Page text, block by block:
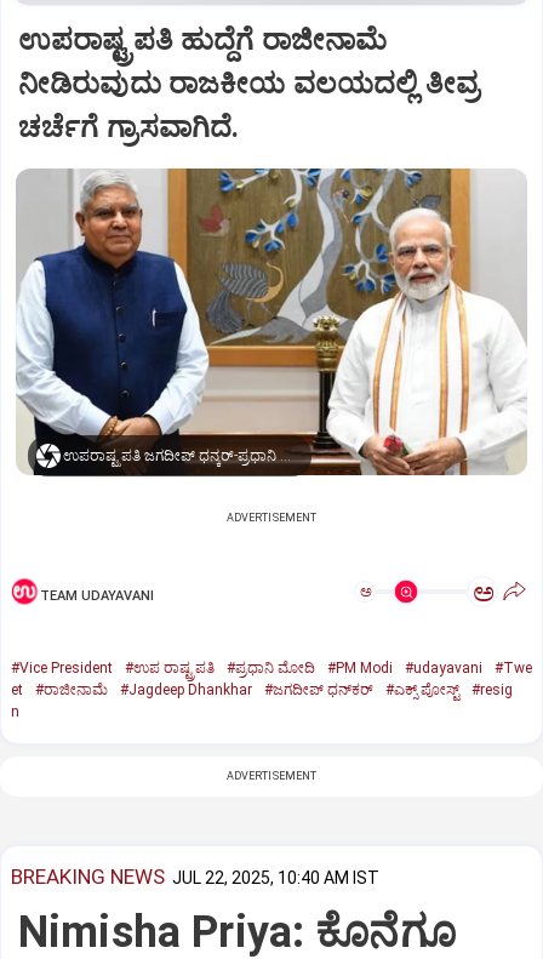
ಉಪರಾಷ್ಟ್ರಪತಿ ಹುದ್ದೆಗೆ ರಾಜೀನಾಮೆ
ನೀಡಿರುವುದು ರಾಜಕೀಯ ವಲಯದಲ್ಲಿ ತೀವ್ರ
ಚರ್ಚೆಗೆ ಗ್ರಾಸವಾಗಿದೆ.
ಉಪರಾಷ್ಟ್ರಪತಿ ಜಗದೀಪ್‌ ಧನ್ಕರ್-ಪ್ರಧಾನಿ ಮೋದಿ
ADVERTISEMENT
TEAM UDAYAVANI ಅ ಅ
#Vice President #ಉಪ ರಾಷ್ಟ್ರಪತಿ #ಪ್ರಧಾನಿ ಮೋದಿ #PM Modi #udayavani
#Twe
et
#ರಾಜೀನಾಮೆ #Jagdeep Dhankhar #ಜಗದೀಪ್‌ ಧನ್‌ಕರ್‌ #ಎಕ್ಸ್‌ ಪೋಸ್ಟ್
#resig
n
ADVERTISEMENT
BREAKING NEWS JUL 22, 2025, 10:40 AM IST
Nimisha Priya: ಕೊನೆಗೂ